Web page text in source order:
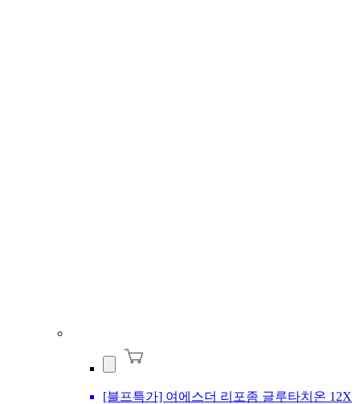
[블프특가] 여에스더 리포좀 글루타치온 12X